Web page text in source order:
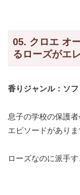
05. クロエ オ
るローズがエ
香りジャンル：ソ
息子の学校の保護
エピソードがありま
ローズなのに派手